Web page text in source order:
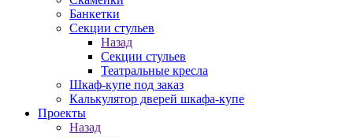
Банкетки
Секции стульев
Назад
Секции стульев
Театральные кресла
Шкаф-купе под заказ
Калькулятор дверей шкафа-купе
Проекты
Назад